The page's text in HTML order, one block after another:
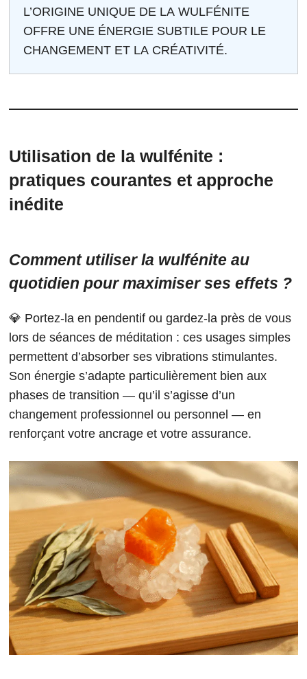
L’ORIGINE UNIQUE DE LA WULFÉNITE
OFFRE UNE ÉNERGIE SUBTILE POUR LE
CHANGEMENT ET LA CRÉATIVITÉ.
Utilisation de la wulfénite :
pratiques courantes et approche
inédite
Comment utiliser la wulfénite au
quotidien pour maximiser ses effets ?
💎 Portez-la en pendentif ou gardez-la près de vous
lors de séances de méditation : ces usages simples
permettent d’absorber ses vibrations stimulantes.
Son énergie s’adapte particulièrement bien aux
phases de transition — qu’il s’agisse d’un
changement professionnel ou personnel — en
renforçant votre ancrage et votre assurance.